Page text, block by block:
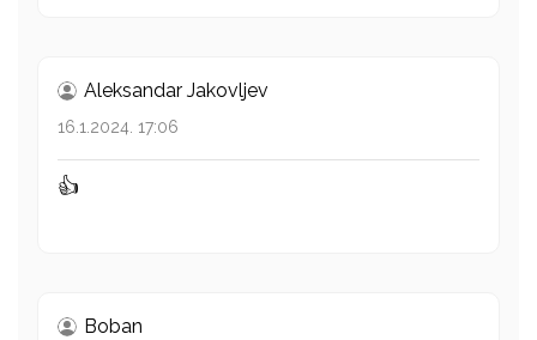
Aleksandar Jakovljev
16.1.2024. 17:06
👍
Boban